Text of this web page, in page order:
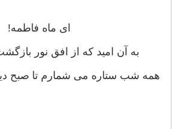
ای ماه فاطمه!
به آن امید که از افق نور
همه شب ستاره می شمارم تا صبح